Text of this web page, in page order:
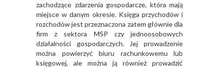
zachodzące zdarzenia gospodarcze, która mają
miejsce w danym okresie. Księga przychodów i
rozchodów jest przeznaczona zatem głównie dla
firm z sektora MSP czy jednoosobowych
działalności gospodarczych. Jej prowadzenie
można powierzyć biuru rachunkowemu lub
księgowej, ale można ją również prowadzić